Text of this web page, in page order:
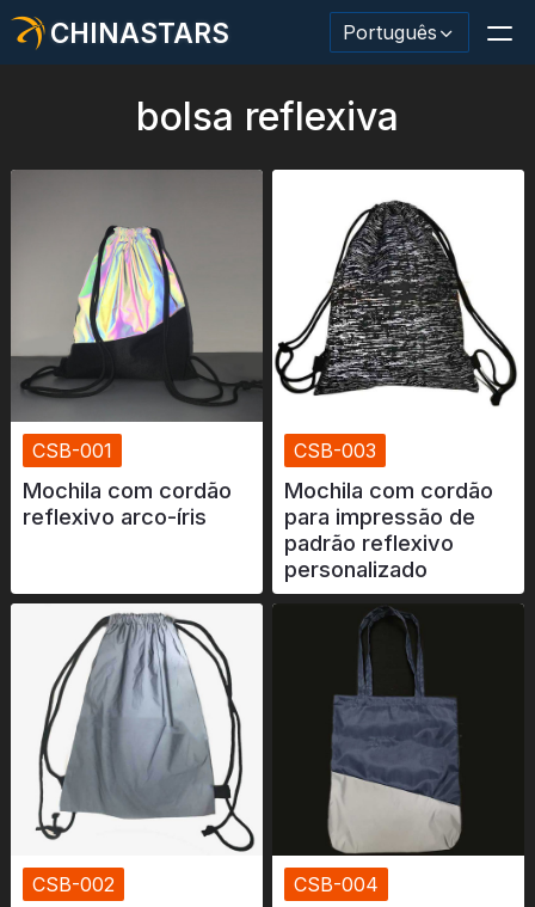
CHINASTARS Português
Tecido reflexivo da moda
Roupas de segurança
Material que brilha no escuro
Acabamento Industrial Wash
Sobre CHINASTARS
Novo produto
Catálogo
Vídeo
Contato
bolsa reflexiva
CSB-001
Mochila com cordão
reflexivo arco-íris
CSB-003
Mochila com cordão
para impressão de
padrão reflexivo
personalizado
CSB-002 CSB-004